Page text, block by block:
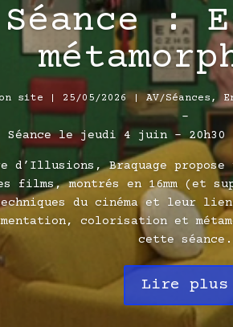
Séance :
site 25/05/2026 AV/Séances ,
–
Séance le jeudi 4 juin –
d’Illusions, Braquage propose
films, montrés en 16mm
du cinéma et leur
colorisation et
cette séance.
Lire plus